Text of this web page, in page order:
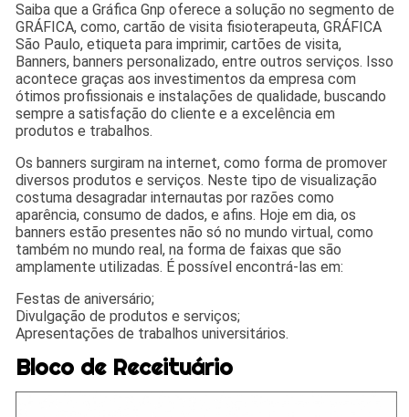
Saiba que a Gráfica Gnp oferece a solução no segmento de
GRÁFICA, como, cartão de visita fisioterapeuta, GRÁFICA
São Paulo, etiqueta para imprimir, cartões de visita,
Banners, banners personalizado, entre outros serviços. Isso
acontece graças aos investimentos da empresa com
ótimos profissionais e instalações de qualidade, buscando
sempre a satisfação do cliente e a excelência em
produtos e trabalhos.
Os banners surgiram na internet, como forma de promover
diversos produtos e serviços. Neste tipo de visualização
costuma desagradar internautas por razões como
aparência, consumo de dados, e afins. Hoje em dia, os
banners estão presentes não só no mundo virtual, como
também no mundo real, na forma de faixas que são
amplamente utilizadas. É possível encontrá-las em:
Festas de aniversário;
Divulgação de produtos e serviços;
Apresentações de trabalhos universitários.
Bloco de Receituário